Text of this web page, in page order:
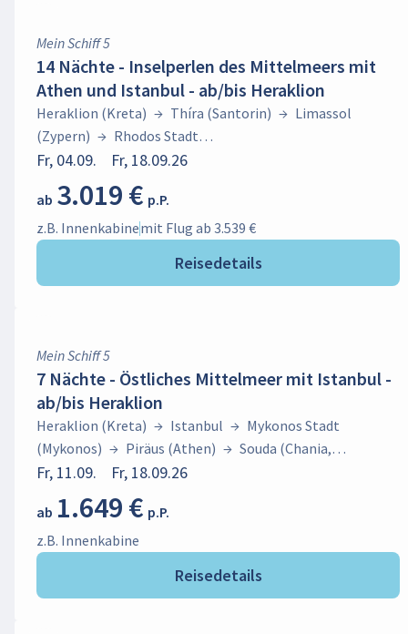
Mein Schiff 5
14 Nächte - Inselperlen des Mittelmeers mit
Athen und Istanbul - ab/bis Heraklion
Heraklion (Kreta) → Thíra (Santorin) → Limassol
(Zypern) → Rhodos Stadt
(Rhodos)
Marmaris →
(Kreta)
Istanbul
(Mykonos) → Piräus (Athen)
Kreta) → Heraklion (Kreta)
Fr, 04.09. Fr, 18.09.26
ab 3.019 € p.P.
z.B. Innenkabinemit Flug ab 3.539 €
Reisedetails
Mein Schiff 5
7 Nächte - Östliches Mittelmeer mit Istanbul -
ab/bis Heraklion
Heraklion (Kreta) → Istanbul → Mykonos Stadt
(Mykonos) → Piräus (Athen) → Souda (Chania,
Kreta)
→ Heraklion (Kreta)
Fr, 11.09. Fr, 18.09.26
ab 1.649 € p.P.
z.B. Innenkabine
Reisedetails